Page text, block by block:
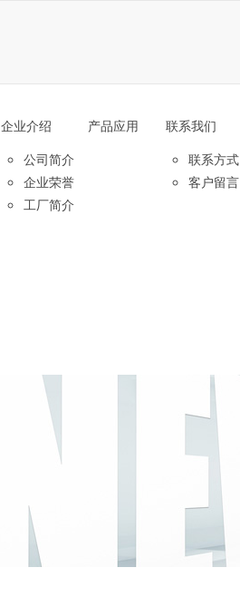
企业介绍
公司简介
企业荣誉
工厂简介
产品应用
联系我们
联系方式
客户留言